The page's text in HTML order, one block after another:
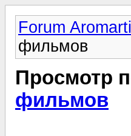
Forum
фильмов
Просмотр
фильмов